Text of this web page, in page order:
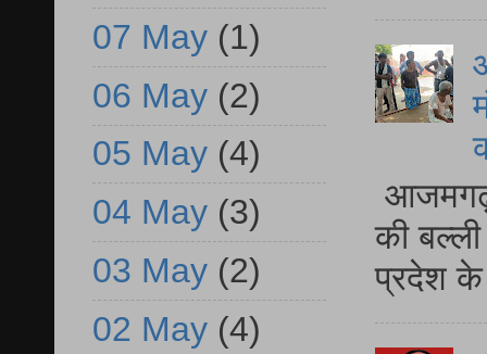
आजमगढ़
की
प्रदेश
07 May (1)
06 May (2)
05 May (4)
04 May (3)
03 May (2)
02 May (4)